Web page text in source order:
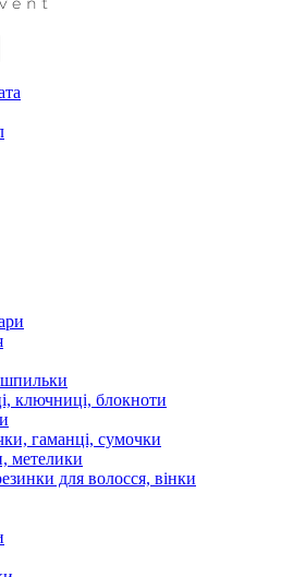
ключниці, блокноти
гаманці, сумочки
метелики
для волосся, вінки